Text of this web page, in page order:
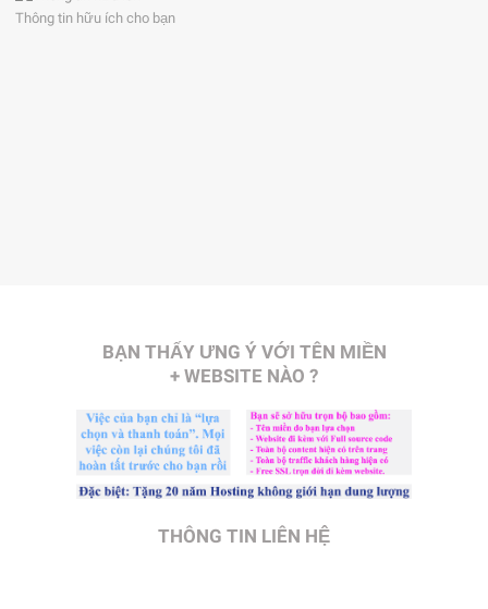
Thông tin hữu ích cho bạn
BẠN THẤY ƯNG Ý VỚI TÊN MIỀN
+ WEBSITE NÀO ?
THÔNG TIN LIÊN HỆ